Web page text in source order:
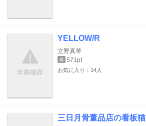
YELLOW/R
立野真琴
巻 571pt
お気に入り：14人
三日月骨董品店の看板猫